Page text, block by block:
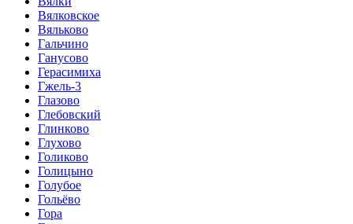
Вялковское
Вяльково
Гальчино
Ганусово
Герасимиха
Гжель-3
Глазово
Глебовский
Глинково
Глухово
Голиково
Голицыно
Голубое
Гольёво
Гора